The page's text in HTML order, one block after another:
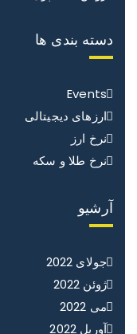
دسته بندی ها
Events
ارزهای دیجیتالی
نرخ ارز
نرخ طلا و سکه
آرشیو
جولای 2022
ژوئن 2022
می 2022
آوریل 2022